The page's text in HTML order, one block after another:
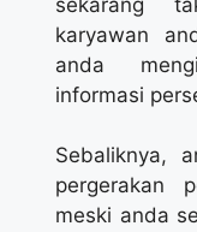
karyawan
anda
informasi
Sebaliknya,
pergerakan
meski anda